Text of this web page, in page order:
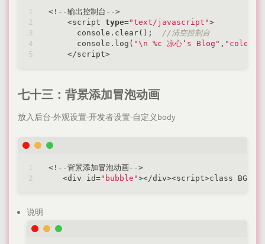
< ! - -输出控制台 - ->
<script type="text/javascript">
      console.clear();
//清空控制台
      console.log(
"\n %c 凉心‘s Blog" ,
</script>
七十三：背景添加冒泡动画
放入后台-外观设置-开发者设置-自定义body
< ! - -背景添加冒泡动画- ->
<div id="bubble"></div><script>class
说明